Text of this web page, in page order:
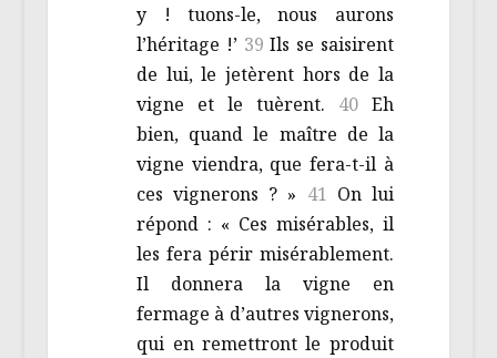
y ! tuons-le, nous aurons
l’héritage !’ 39Ils se saisirent
de lui, le jetèrent hors de la
vigne et le tuèrent. 40 Eh
bien, quand le maître de la
vigne viendra, que fera-t-il à
ces vignerons ? » 41 On lui
répond : « Ces misérables, il
les fera périr misérablement.
Il donnera la vigne en
fermage à d’autres vignerons,
qui en remettront le produit